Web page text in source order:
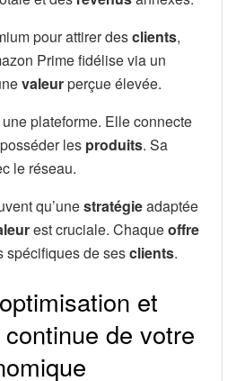
pour attirer desclients,
Prime fidélise via un
valeurperçue élevée.
plateforme. Elle connecte
les produits. Sa
le réseau.
qu’unestratégieadaptée
est cruciale. Chaqueoffre
spécifiques de sesclients.
et
continue de votre